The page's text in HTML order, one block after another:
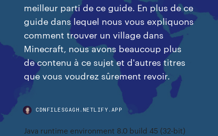
meilleur parti de ce guide. En plus de ce
guide dans lequel nous vous expliquons
comment trouver un village dans
Minecraft, nous avons beaucoup plus
de contenu à ce sujet et d'autres titres
que vous voudrez sûrement revoir.
CDNFILESGAGH.NETLIFY.APP
Java runtime environment 8.0 build 45 (32-bit)